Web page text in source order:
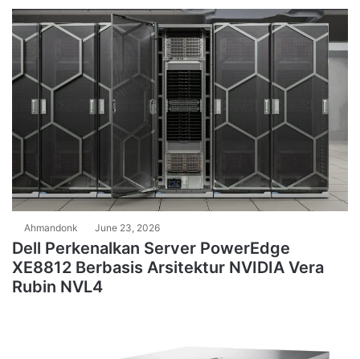
Ahmandonk June 23, 2026
Dell Perkenalkan Server PowerEdge
XE8812 Berbasis Arsitektur NVIDIA Vera
Rubin NVL4